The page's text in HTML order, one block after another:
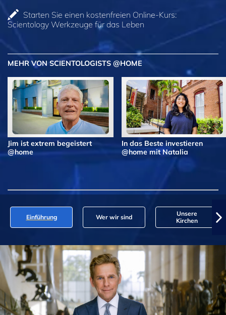
Starten Sie einen kostenfreien Online-Kurs:
Scientology Werkzeuge für das Leben
MEHR VON SCIENTOLOGISTS @HOME
Jim ist extrem begeistert
@home
In das Beste investieren
@home mit Natalia
Einführung Wer wir sind
Unsere
Kirchen